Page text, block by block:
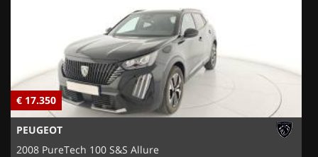
€ 17.350
PEUGEOT
2008 PureTech 100 S&S Allure